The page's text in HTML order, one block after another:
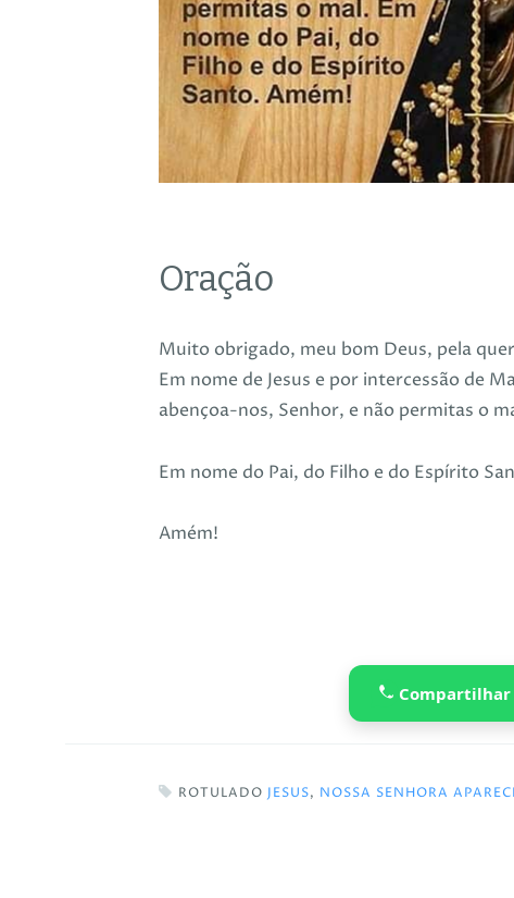
Oração
Muito obrigado, meu bom Deus, pela
Em nome de Jesus e por intercessão de
abençoa-nos, Senhor, e não permitas o
Em nome do Pai, do Filho e do Espírito
Amém!
Compartilhar
ROTULADO JESUS, NOSSA SENHORA